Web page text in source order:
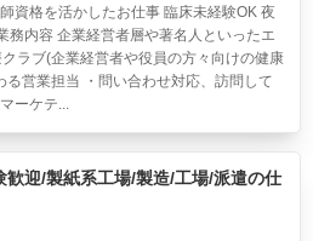
資格を活かしたお仕事 臨床未経験OK 夜
務内容 企業経営者層や著名人といったエ
ラブ(企業経営者や役員の方々向けの健康
営業担当 ・問い合わせ対応、訪問して
ーケテ...
迎/製紙系工場/製造/工場/派遣の仕